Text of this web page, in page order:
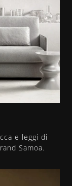
e leggi di
Samoa.